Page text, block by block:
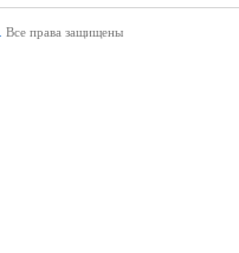
Все права защищены